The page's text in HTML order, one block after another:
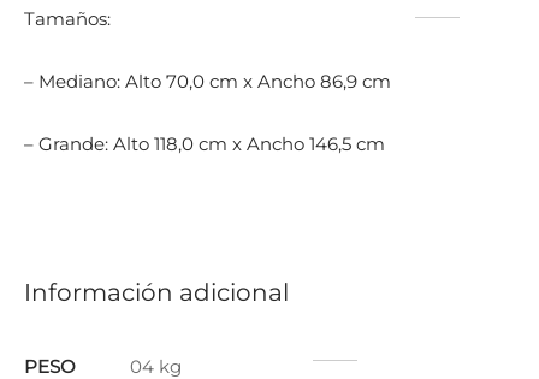
Tamaños:
– Mediano: Alto 70,0 cm x Ancho 86,9 cm
– Grande: Alto 118,0 cm x Ancho 146,5 cm
Información adicional
PESO 04 kg